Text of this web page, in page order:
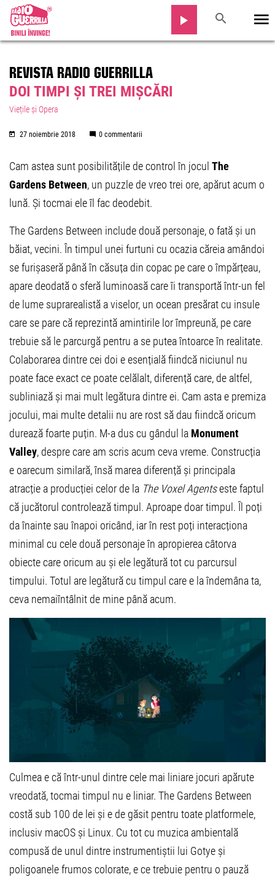
REVISTA RADIO GUERRILLA
DOI TIMPI ȘI TREI MIȘCĂRI
Viețile și Opera
27 noiembrie 2018 0 commentarii
Cam astea sunt posibilitățile de control în jocul The
Gardens Between, un puzzle de vreo trei ore, apărut acum o
lună. Și tocmai ele îl fac deodebit.
The Gardens Between include două personaje, o fată și un
băiat, vecini. În timpul unei furtuni cu ocazia căreia amândoi
se furișaseră până în căsuța din copac pe care o împărțeau,
apare deodată o sferă luminoasă care îi transportă într-un fel
de lume suprarealistă a viselor, un ocean presărat cu insule
care se pare că reprezintă amintirile lor împreună, pe care
trebuie să le parcurgă pentru a se putea întoarce în realitate.
Colaborarea dintre cei doi e esențială fiindcă niciunul nu
poate face exact ce poate celălalt, diferență care, de altfel,
subliniază și mai mult legătura dintre ei. Cam asta e premiza
jocului, mai multe detalii nu are rost să dau fiindcă oricum
durează foarte puțin. M-a dus cu gândul la Monument
Valley, despre care am scris acum ceva vreme. Construcția
e oarecum similară, însă marea diferență și principala
atracție a producției celor de la The Voxel Agentseste faptul
că jucătorul controlează timpul. Aproape doar timpul. Îl poți
da înainte sau înapoi oricând, iar în rest poți interacționa
minimal cu cele două personaje în apropierea câtorva
obiecte care oricum au și ele legătură tot cu parcursul
timpului. Totul are legătură cu timpul care e la îndemâna ta,
ceva nemaiîntâlnit de mine până acum.
Culmea e că într-unul dintre cele mai liniare jocuri apărute
vreodată, tocmai timpul nu e liniar. The Gardens Between
costă sub 100 de lei și e de găsit pentru toate platformele,
inclusiv macOS și Linux. Cu tot cu muzica ambientală
compusă de unul dintre instrumentiștii lui Gotye și
poligoanele frumos colorate, e ce trebuie pentru o pauză